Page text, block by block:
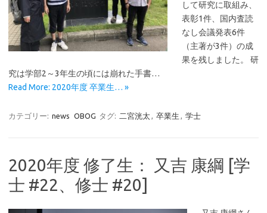
して研究に取組み、
表彰1件、国内査読
なし会議発表6件
（主著が3件）の成
果を残しました。 研
究は学部2～3年生の頃には崩れた手書…
Read More: 2020年度 卒業生… »
カテゴリー: news OBOG タグ: 二宮洸太, 卒業生 , 学士
2020年度 修了生： 又吉 康綱 [学
士 #22、修士 #20]